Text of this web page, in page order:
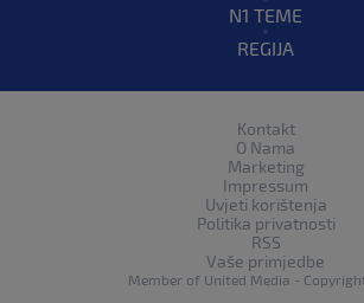
N1 TEME
REGIJA
Kontakt
O Nama
Marketing
Impressum
Uvjeti korištenja
Politika privatnosti
RSS
Vaše primjedbe
Member of United Media -